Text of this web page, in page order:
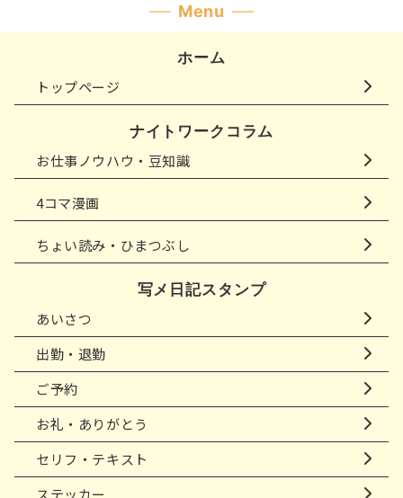
Menu
ホーム
トップページ
ナイトワークコラム
お仕事ノウハウ・豆知識
4コマ漫画
ちょい読み・ひまつぶし
写メ日記スタンプ
あいさつ
出勤・退勤
ご予約
お礼・ありがとう
セリフ・テキスト
ステッカー